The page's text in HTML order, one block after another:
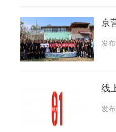
京
发
线
发